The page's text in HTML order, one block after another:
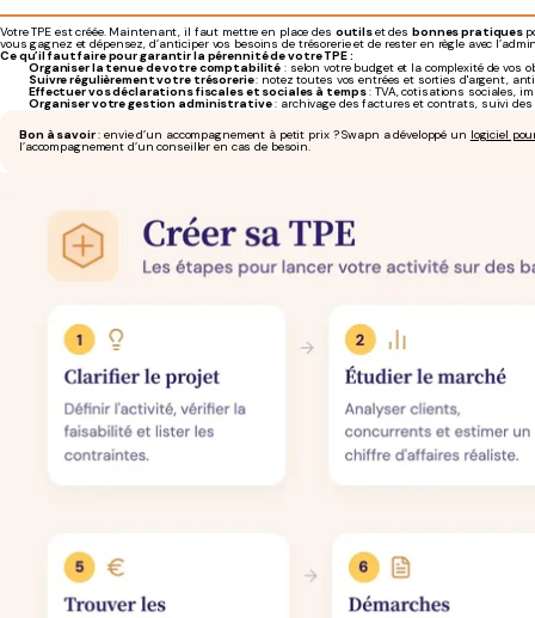
Votre TPE est créée. Maintenant, il faut mettre en place des outilset desbonnes pratiques
vous gagnez et dépensez, d’anticiper vos besoins de trésorerie et de rester en règle avec
Ce qu’il faut faire pour garantir la pérennité de votre TPE :
Organiser la tenue de votre comptabilité : selon votre budget et la complexité de
Suivre régulièrementvotre trésorerie: notez toutes vos entrées et sorties d'argent,
Effectuer vos déclarations fiscales et sociales à temps: TVA, cotisations sociales,
Organiser votre gestion administrative: archivage des factures et contrats, suivi
Bon à savoir: envie d’un accompagnement à petit prix ? Swapn a développé un logiciel
l’accompagnement d’un conseiller en cas de besoin.